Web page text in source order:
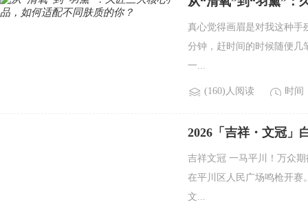
真心觉得画眉是对我这种手
分钟，赶时间的时候随便几
一...
(160)人阅读 时间
2026「吉祥・文冠」
吉祥文冠 一马平川！万众
在平川区人民广场鸣枪开赛
文...